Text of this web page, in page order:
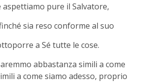
pure il Salvatore,
sia reso conforme al suo
a Sé tutte le cose.
abbastanza simili a come
a come siamo adesso, proprio